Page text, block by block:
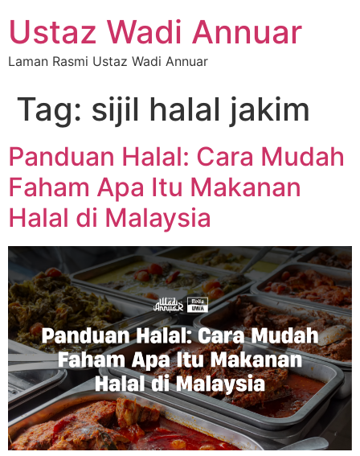
Ustaz Wadi Annuar
Laman Rasmi Ustaz Wadi Annuar
Tag: sijil halal jakim
Panduan Halal: Cara Mudah
Faham Apa Itu Makanan
Halal di Malaysia